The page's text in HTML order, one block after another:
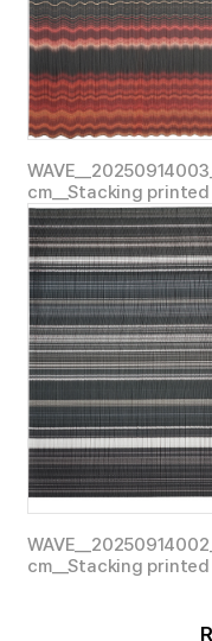
) @그림손갤러리,서울,한
) @두남재아트센터,서울,
(개인전) @ Global Expo,
Stage(초대전) @아트스페이
cm__Stacking
cm__Stacking